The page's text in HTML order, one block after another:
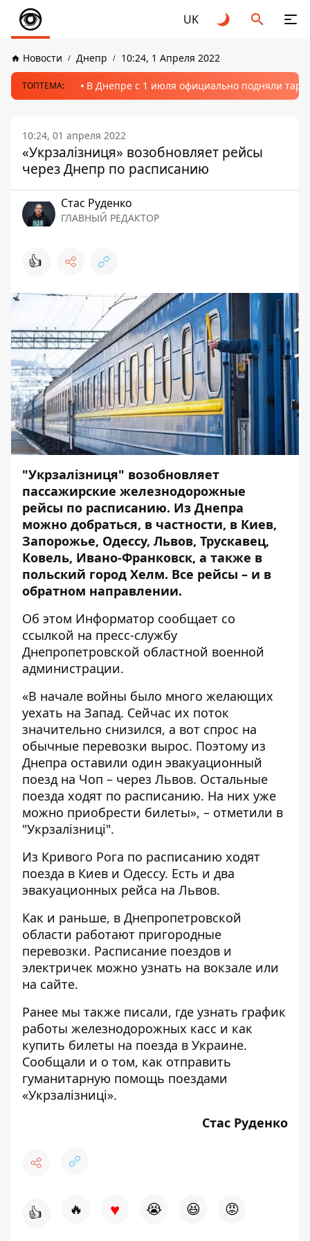
UK
Новости Днепр 10:24, 1 Апреля 2022
ТОПТЕМА: В Днепре с 1 июля официально подняли
10:24, 01 апреля 2022
«Укрзалізниця» возобновляет рейсы
через Днепр по расписанию
Стаc Руденко
ГЛАВНЫЙ РЕДАКТОР
👍
"Укрзалізниця" возобновляет
пассажирские железнодорожные
рейсы по расписанию. Из Днепра
можно добраться, в частности, в Киев,
Запорожье, Одессу, Львов, Трускавец,
Ковель, Ивано-Франковск, а также в
польский город Хелм. Все рейсы – и в
обратном направлении.
Об этом Информатор сообщает со
ссылкой на пресс-службу
Днепропетровской областной военной
администрации.
«В начале войны было много желающих
уехать на Запад. Сейчас их поток
значительно снизился, а вот спрос на
обычные перевозки вырос. Поэтому из
Днепра оставили один эвакуационный
поезд на Чоп – через Львов. Остальные
поезда ходят по расписанию. На них уже
можно приобрести билеты», – отметили в
"Укрзалізниці".
Из Кривого Рога по расписанию ходят
поезда в Киев и Одессу. Есть и два
эвакуационных рейса на Львов.
Как и раньше, в Днепропетровской
области работают пригородные
перевозки. Расписание поездов и
электричек можно узнать на вокзале или
на сайте.
Ранее мы также писали, где узнать график
работы железнодорожных касс и как
купить билеты на поезда в Украине.
Сообщали и о том, как отправить
гуманитарную помощь поездами
«Укрзалізниці».
Стас Руденко
👍 🔥 ♥ 😭 😆 😡